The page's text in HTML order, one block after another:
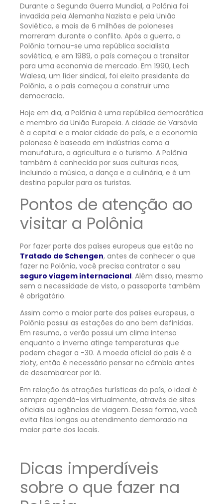
Durante a Segunda Guerra Mundial, a Polônia foi
invadida pela Alemanha Nazista e pela União
Soviética, e mais de 6 milhões de poloneses
morreram durante o conflito. Após a guerra, a
Polônia tornou-se uma república socialista
soviética, e em 1989, o país começou a transitar
para uma economia de mercado. Em 1990, Lech
Walesa, um líder sindical, foi eleito presidente da
Polônia, e o país começou a construir uma
democracia.
Hoje em dia, a Polônia é uma república democrática
e membro da União Europeia. A cidade de Varsóvia
é a capital e a maior cidade do país, e a economia
polonesa é baseada em indústrias como a
manufatura, a agricultura e o turismo. A Polônia
também é conhecida por suas culturas ricas,
incluindo a música, a dança e a culinária, e é um
destino popular para os turistas.
Pontos de atenção ao
visitar a Polônia
Por fazer parte dos países europeus que estão no
Tratado de Schengen, antes de conhecer o que
fazer na Polônia, você precisa contratar o seu
seguro viagem internacional. Além disso, mesmo
sem a necessidade de visto, o passaporte também
é obrigatório.
Assim como a maior parte dos países europeus, a
Polônia possui as estações do ano bem definidas.
Em resumo, o verão possui um clima intenso
enquanto o inverno atinge temperaturas que
podem chegar a -30. A moeda oficial do país é a
zloty, então é necessário pensar no câmbio antes
de desembarcar por lá.
Em relação às atrações turísticas do país, o ideal é
sempre agendá-las virtualmente, através de sites
oficiais ou agências de viagem. Dessa forma, você
evita filas longas ou atendimento demorado na
maior parte dos locais.
Dicas imperdíveis
sobre o que fazer na